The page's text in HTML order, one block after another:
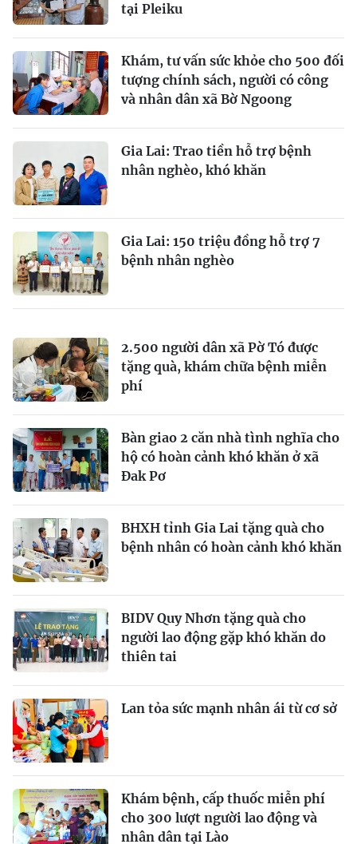
tại Pleiku
Khám, tư vấn sức khỏe cho 500 đối
tượng chính sách, người có công
và nhân dân xã Bờ Ngoong
Gia Lai: Trao tiền hỗ trợ bệnh
nhân nghèo, khó khăn
Gia Lai: 150 triệu đồng hỗ trợ 7
bệnh nhân nghèo
2.500 người dân xã Pờ Tó được
tặng quà, khám chữa bệnh miễn
phí
Bàn giao 2 căn nhà tình nghĩa cho
hộ có hoàn cảnh khó khăn ở xã
Đak Pơ
BHXH tỉnh Gia Lai tặng quà cho
bệnh nhân có hoàn cảnh khó khăn
BIDV Quy Nhơn tặng quà cho
người lao động gặp khó khăn do
thiên tai
Lan tỏa sức mạnh nhân ái từ cơ sở
Khám bệnh, cấp thuốc miễn phí
cho 300 lượt người lao động và
nhân dân tại Lào